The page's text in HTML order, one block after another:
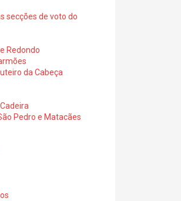
secções de voto do
Redondo
da Cabeça
Pedro e Matacães